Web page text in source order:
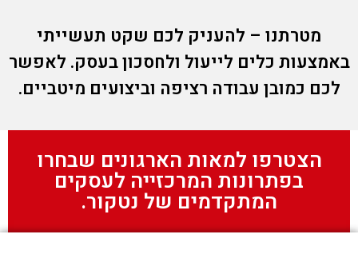
מטרתנו – להעניק לכם שקט תעשייתי
באמצעות כלים לייעול ולחסכון בעסק. לאפשר
לכם כמובן עבודה רציפה וביצועים מיטביים.
הצטרפו למאות הארגונים שבחרו
בפתרונות המרכזייה לעסקים
המתקדמים של נטקור.